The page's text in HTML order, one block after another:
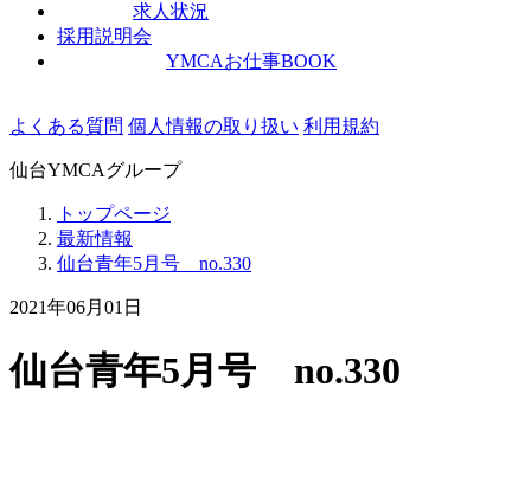
求人状況
採用説明会
YMCAお仕事BOOK
よくある質問 個人情報の取り扱い 利用規約
仙台YMCAグループ
トップページ
最新情報
仙台青年5月号 no.330
2021年06月01日
仙台青年5月号 no.330